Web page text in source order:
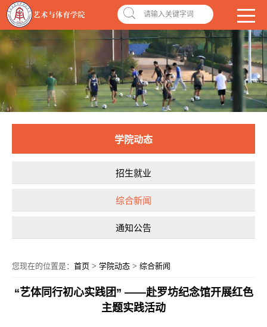
南昌应用技术师范学院，助你圆梦! 学校首页| OA系统 违反师德举报信箱
请输入关键字词
学院动态
招生就业
综合新闻
通知公告
您现在的位置是： 首页 > 学院动态 > 综合新闻
“艺体同行初心实践团” ——赴罗坊纪念馆开展红色
主题实践活动